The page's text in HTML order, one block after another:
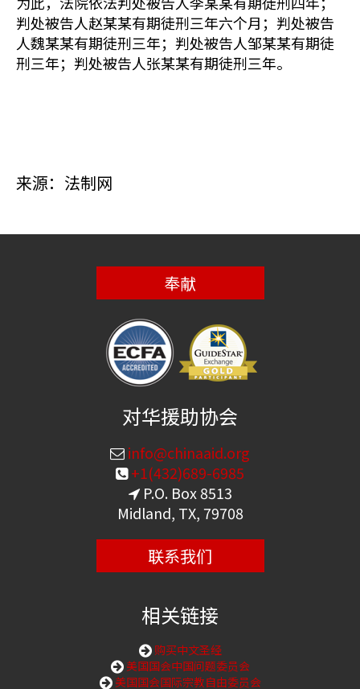
判处被告人赵某某有期徒刑三年六个月；判处被告
人魏某某有期徒刑三年；判处被告人邹某某有期徒
刑三年；判处被告人张某某有期徒刑三年。
来源：法制网
奉献
对华援助协会
info@chinaaid.org
+1(432)689-6985
P.O. Box 8513
Midland, TX, 79708
联系我们
相关链接
购买中文圣经
美国国会中国问题委员会
美国国会国际宗教自由委员会